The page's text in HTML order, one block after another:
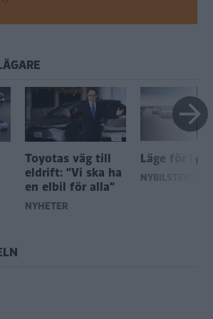
Toyotas väg till
eldrift: ”Vi ska ha
en elbil för alla”
NYHETER
Läge för
NYBILSTEST